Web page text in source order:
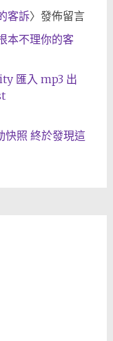
客訴〉發佈留言
本不理你的客
匯入 mp3 出
快照 終於發現這